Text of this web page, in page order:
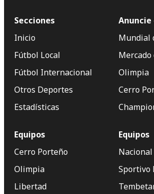
Secciones
Inicio
Fútbol Local
Fútbol Internacional
Otros Deportes
Estadísticas
Mundial
Mercado
Olimpia
Cerro
Equipos
Cerro Porteño
Olimpia
Libertad
Equipos
Nacional
Sportivo